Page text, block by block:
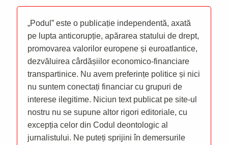
„Podul” este o publicație independentă, axată
pe lupta anticorupție, apărarea statului de drept,
promovarea valorilor europene și euroatlantice,
dezvăluirea cârdășiilor economico-financiare
transpartinice. Nu avem preferințe politice și nici
nu suntem conectați financiar cu grupuri de
interese ilegitime. Niciun text publicat pe site-ul
nostru nu se supune altor rigori editoriale, cu
excepția celor din Codul deontologic al
jurnalistului. Ne puteți sprijini în demersurile